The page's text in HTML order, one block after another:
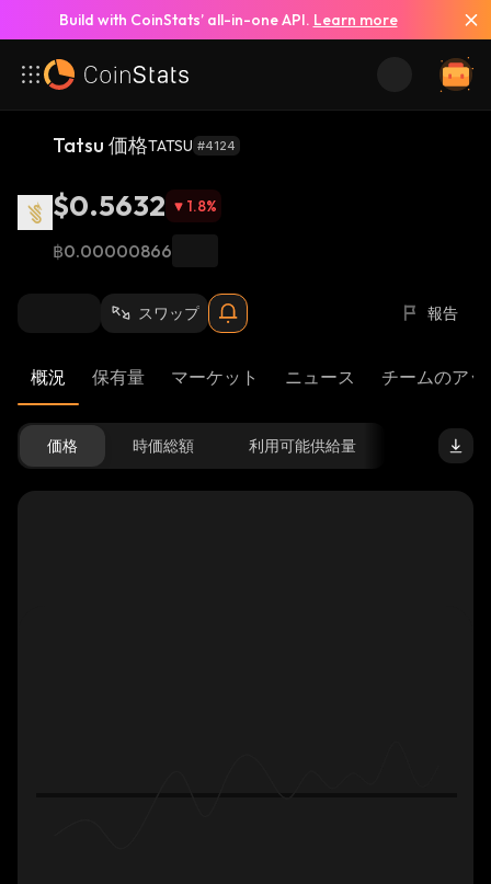
Build with CoinStats’ all-in-one API. Learn more
Tatsu 価格TATSU #4124
$0.5632 1.8%
฿0.00000866
スワップ 報告
概況 保有量 マーケット ニュース チームのア
価格 時価総額 利用可能供給量